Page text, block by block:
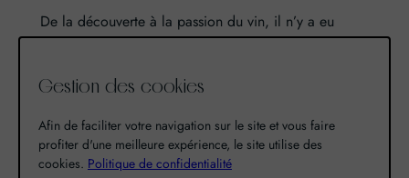
De la découverte à la passion du vin, il n’y a eu
qu’un pas. Un pas que nous avons franchi en faisant
là est né World Grands Crus avec pour mission de
nos terroirs.
Gestion des cookies
Afin de faciliter votre navigation sur le site et vous faire
profiter d'une meilleure expérience, le site utilise des
cookies. Politique de confidentialité